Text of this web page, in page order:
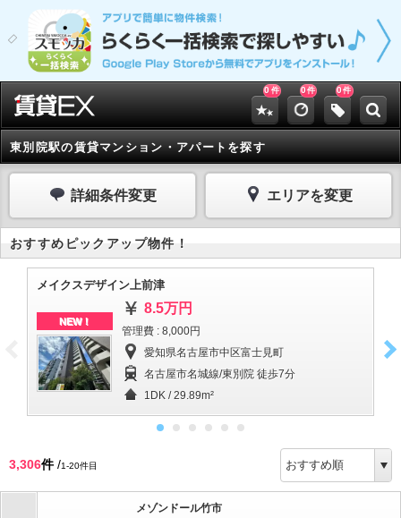
0 件 0件 0件
東別院駅の賃貸マンション・アパートを探す
詳細条件変更 エリアを変更
おすすめピックアップ物件！
メイクスデザイン上前津
NEW！
8.5万円
管理費 : 8,000円
愛知県名古屋市中区富士見町
名古屋市名城線/東別院 徒歩7分
1DK / 29.89m²
3,306件/1-20件目
メゾンドール竹市